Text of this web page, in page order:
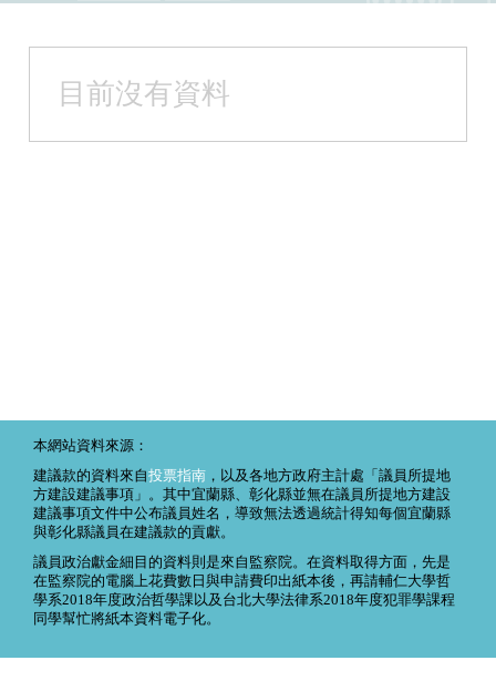
目前沒有資料
本網站資料來源：
建議款的資料來自投票指南 ，以及各地方政府主計處「議員所提地
方建設建議事項」。其中宜蘭縣、彰化縣並無在議員所提地方建設
建議事項文件中公布議員姓名，導致無法透過統計得知每個宜蘭縣
與彰化縣議員在建議款的貢獻。
議員政治獻金細目的資料則是來自監察院。在資料取得方面，先是
在監察院的電腦上花費數日與申請費印出紙本後，再請輔仁大學哲
學系2018年度政治哲學課以及台北大學法律系2018年度犯罪學課程
同學幫忙將紙本資料電子化。